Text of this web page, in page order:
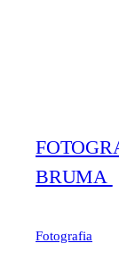
BRUMA
Fotografia